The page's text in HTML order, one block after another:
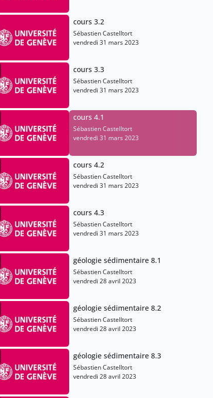
cours 3.2
Sébastien Castelltort
vendredi 31 mars 2023
cours 3.3
Sébastien Castelltort
vendredi 31 mars 2023
cours 4.1
Sébastien Castelltort
vendredi 31 mars 2023
cours 4.2
Sébastien Castelltort
vendredi 31 mars 2023
cours 4.3
Sébastien Castelltort
vendredi 31 mars 2023
géologie sédimentaire 8.1
Sébastien Castelltort
vendredi 28 avril 2023
géologie sédimentaire 8.2
Sébastien Castelltort
vendredi 28 avril 2023
géologie sédimentaire 8.3
Sébastien Castelltort
vendredi 28 avril 2023